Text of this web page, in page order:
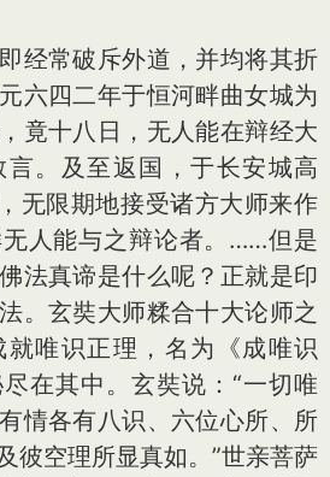
常破斥外道，并均将其折
六四二年于恒河畔曲女城为
竟十八日，无人能在辩经大
。及至返国，于长安城高
无限期地接受诸方大师来作
人能与之辩论者。……但是
法真谛是什么呢？正就是印
。玄奘大师糅合十大论师之
唯识正理，名为《成唯识
在其中。玄奘说：“一切唯
情各有八识、六位心所、所
彼空理所显真如。”世亲菩萨